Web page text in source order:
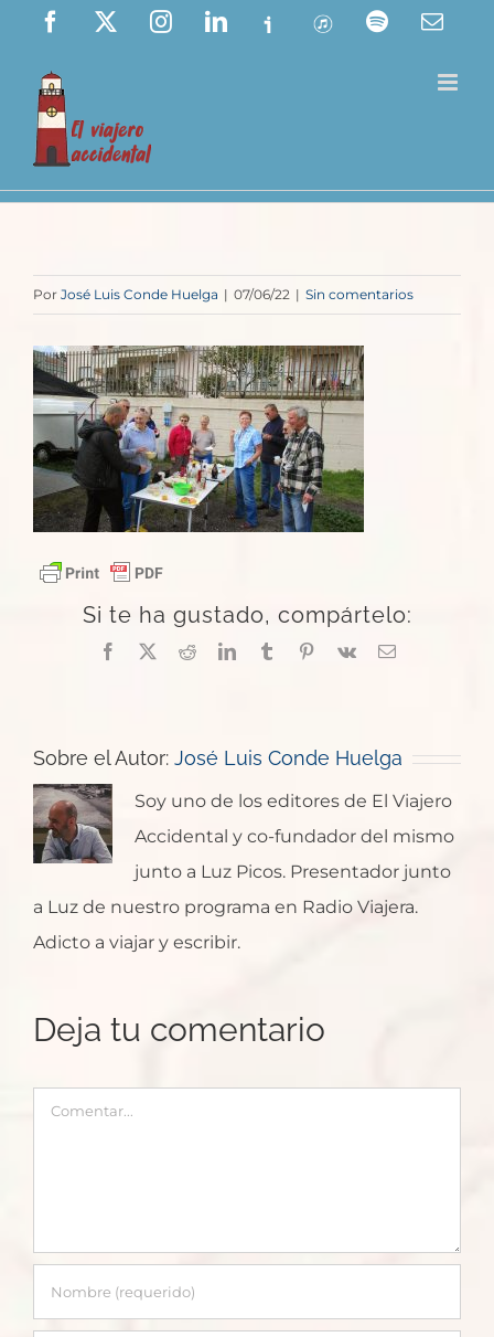
Saltar
contenido
Facebook InstagramLinkedIn
Ivoox ITunes Spotify
Por José Luis Conde Huelga | 07/06/22 | Sin comentarios
Si te ha gustado, compártelo:
Facebook
X RedditLinkedInTumblrPinterest
Vk
Correo
Sobre el Autor: José Luis Conde Huelga
Soy uno de los editores de El Viajero
Accidental y co-fundador del mismo
junto a Luz Picos. Presentador junto
a Luz de nuestro programa en Radio Viajera.
Adicto a viajar y escribir.
Deja tu comentario
Comentar